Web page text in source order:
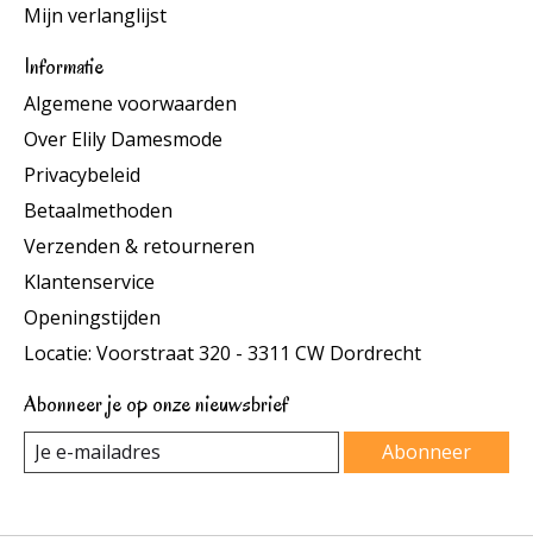
Mijn verlanglijst
Informatie
Algemene voorwaarden
Over Elily Damesmode
Privacybeleid
Betaalmethoden
Verzenden & retourneren
Klantenservice
Openingstijden
Locatie: Voorstraat 320 - 3311 CW Dordrecht
Abonneer je op onze nieuwsbrief
Abonneer